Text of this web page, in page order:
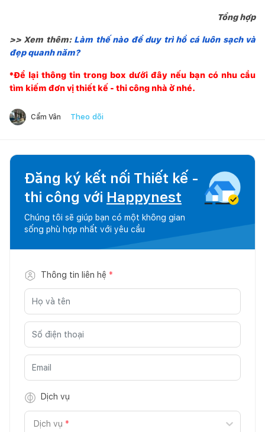
Tổng hợp
>> Xem thêm: Làm thế nào để duy trì hồ cá luôn sạch và
đẹp quanh năm?
*Để lại thông tin trong box dưới đây nếu bạn có nhu cầu
tìm kiếm đơn vị thiết kế - thi công nhà ở nhé.
Cẩm Vân Theo dõi
Đăng ký kết nối Thiết kế -
thi công với Happynest
Chúng tôi sẽ giúp bạn có một không gian
sống phù hợp nhất với yêu cầu
Thông tin liên hệ *
Dịch vụ
Dịch vụ *